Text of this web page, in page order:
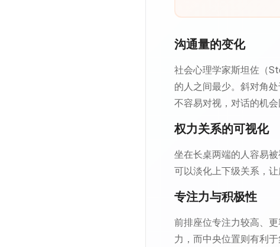
沟通量的变化
社会心理学家斯坦佐（
的人之间最少。斜对角
不容易对视，对话的机会
权力关系的可视化
坐在长桌两端的人容易
可以淡化上下级关系，
专注力与积极性
前排座位专注力较高、
力，而中央位置则有利于